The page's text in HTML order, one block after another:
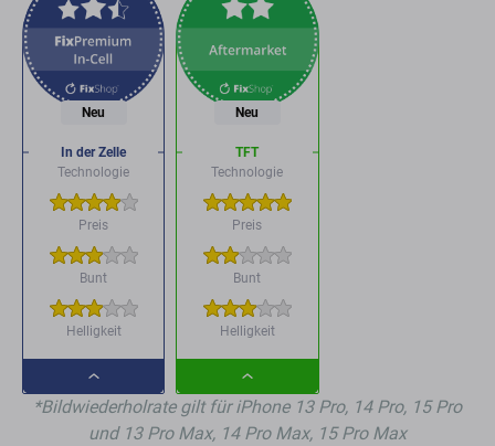
Neu
In der Zelle
Technologie
Preis
Bunt
Helligkeit
Dropdown
button
Neu
TFT
Technologie
Preis
Bunt
Helligkeit
Dropdown
button
*Bildwiederholrate gilt für iPhone 13 Pro, 14 Pro, 15 Pro
und 13 Pro Max, 14 Pro Max, 15 Pro Max